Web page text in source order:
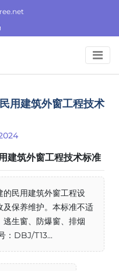
用建筑外窗工程技术
建筑外窗工程技术标准
民用建筑外窗工程设
保养维护。本标准不适
生窗、防爆窗、排烟
：DBJ/T13...